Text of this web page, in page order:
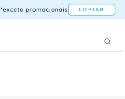
*exceto promocionais COPIAR